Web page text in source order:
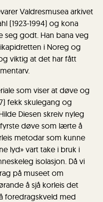
Valdresmusea arkivet
(1923-1994) og kona
seg godt. Han bana veg
i Noreg og
viktig at det har fått
som viser at døve og
fekk skulegang og
Diesen skreiv nyleg
døve som lærte å
metodar som kunne
lyd» vart take i bruk i
isolasjon. Då vi
på museet om
å sjå korleis det
foredragskveld med